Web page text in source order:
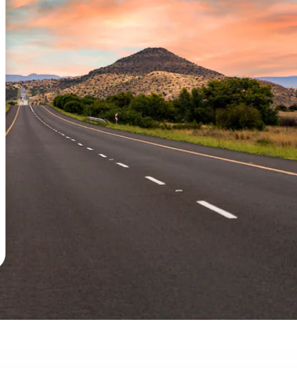
et vers le bas pour les parcourir ou en appuyant et en faisant